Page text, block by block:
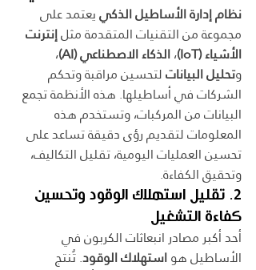
نظام إدارة الأساطيل الذكي يعتمد على
مجموعة من التقنيات المتقدمة مثل إنترنت
الأشياء (IoT)
، الذكاء الاصطناعي (AI)
،
وتحليل البيانات لتحسين مراقبة وتحكم
الشركات في أساطيلها. هذه الأنظمة تجمع
البيانات من المركبات، وتستخدم هذه
المعلومات لتقديم رؤى دقيقة تساعد على
تحسين العمليات اليومية، تقليل التكاليف،
وتحقيق الكفاءة.
2. تقليل استهلاك الوقود وتحسين
كفاءة التشغيل
أحد أكبر مصادر انبعاثات الكربون في
الأساطيل هو استهلاك الوقود. تُنتج